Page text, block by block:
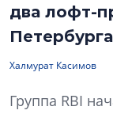
два лофт-
Петербурга
Халмурат Касимов
Группа RBI